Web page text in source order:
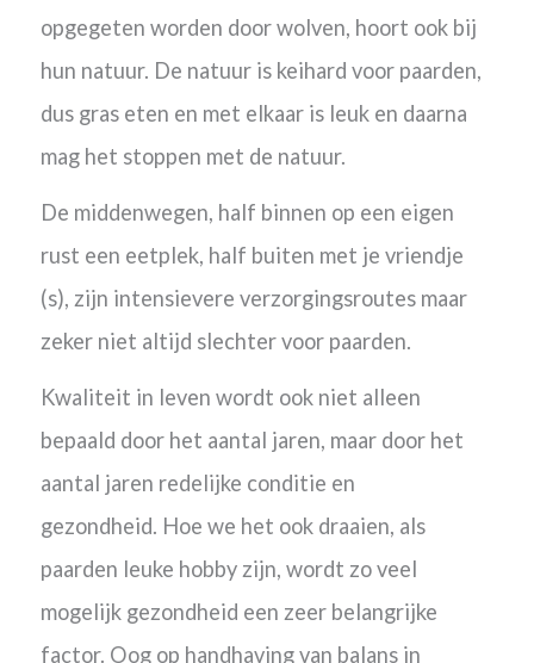
opgegeten worden door wolven, hoort ook bij
hun natuur. De natuur is keihard voor paarden,
dus gras eten en met elkaar is leuk en daarna
mag het stoppen met de natuur.
De middenwegen, half binnen op een eigen
rust een eetplek, half buiten met je vriendje
(s), zijn intensievere verzorgingsroutes maar
zeker niet altijd slechter voor paarden.
Kwaliteit in leven wordt ook niet alleen
bepaald door het aantal jaren, maar door het
aantal jaren redelijke conditie en
gezondheid. Hoe we het ook draaien, als
paarden leuke hobby zijn, wordt zo veel
mogelijk gezondheid een zeer belangrijke
factor. Oog op handhaving van balans in